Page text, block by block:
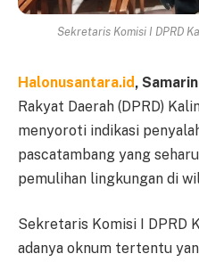
Sekretaris Komisi I DPRD
Halonusantara.id,
Rakyat Daerah (DPRD)
menyoroti indikasi
pascatambang yang
pemulihan lingkungan di
Sekretaris Komisi I DPRD
adanya oknum tertentu